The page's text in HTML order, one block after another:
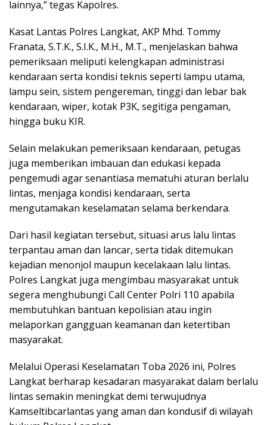
lainnya,” tegas Kapolres.
Kasat Lantas Polres Langkat, AKP Mhd. Tommy
Franata, S.T.K., S.I.K., M.H., M.T., menjelaskan bahwa
pemeriksaan meliputi kelengkapan administrasi
kendaraan serta kondisi teknis seperti lampu utama,
lampu sein, sistem pengereman, tinggi dan lebar bak
kendaraan, wiper, kotak P3K, segitiga pengaman,
hingga buku KIR.
Selain melakukan pemeriksaan kendaraan, petugas
juga memberikan imbauan dan edukasi kepada
pengemudi agar senantiasa mematuhi aturan berlalu
lintas, menjaga kondisi kendaraan, serta
mengutamakan keselamatan selama berkendara.
Dari hasil kegiatan tersebut, situasi arus lalu lintas
terpantau aman dan lancar, serta tidak ditemukan
kejadian menonjol maupun kecelakaan lalu lintas.
Polres Langkat juga mengimbau masyarakat untuk
segera menghubungi Call Center Polri 110 apabila
membutuhkan bantuan kepolisian atau ingin
melaporkan gangguan keamanan dan ketertiban
masyarakat.
Melalui Operasi Keselamatan Toba 2026 ini, Polres
Langkat berharap kesadaran masyarakat dalam berlalu
lintas semakin meningkat demi terwujudnya
Kamseltibcarlantas yang aman dan kondusif di wilayah